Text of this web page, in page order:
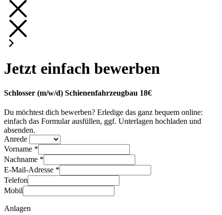
Jetzt einfach bewerben
Schlosser (m/w/d) Schienenfahrzeugbau 18€
Du möchtest dich bewerben? Erledige das ganz bequem online:
einfach das Formular ausfüllen, ggf. Unterlagen hochladen und
absenden.
Anrede
Vorname *
Nachname *
E-Mail-Adresse *
Telefon
Mobil
Anlagen